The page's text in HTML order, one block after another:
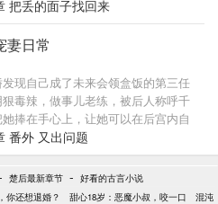
男子居高临下，淡声问道：“各位，
众人面如死灰。 …… 重生一世进了
现。 这不就是上一辈子被灭门的邪
被五马分尸的大师兄。 被爱侣挖心
无丧身之地的二师姐。 为护山门毒
经脉，砍下头颅的三师兄。 而小师
上辈子与她一起带领魔族大军，灭
魔尊，跟他长了一张一模一样的
小师妹，我们上辈子是不是见
好，她找到组织了。
二、改变原主的极品一家，让他们
运！三、努力撮合男主和女主，做
良元配。前两点做得很成功，正在
男主当红娘的时候，却被无良系统
务是攻略男主。男人语调危险的
和我离婚？”金云暖连忙摆
这都是误会！”男主冷冷一笑：“后
云暖不得已，哭唧唧走上漫漫追夫
把丢的面子找回来
妻日常
现自己成了未来会领盒饭的第三任
毒辣，做事儿老练，被后人称呼千
捧在手心上，让她可以在后宫内自
了深宫之旅，斗皇后、斗宫妃，小
要顺带奶孩子.....她只想跟后宫里漂
过日子，这个可恶的大猪蹄子到底
！
番外 又出问题
楚后最新章节 - 好看的古言小说
你还想退婚？ 甜心18岁：恶魔小叔，咬一口
混沌